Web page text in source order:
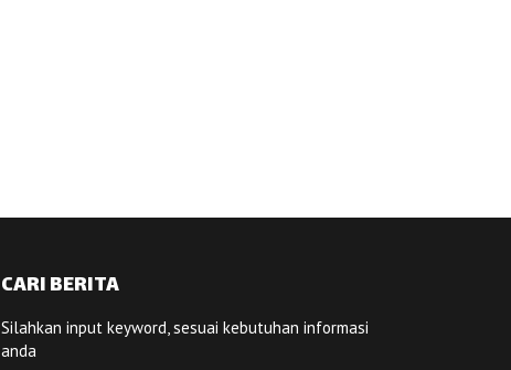
CARI BERITA
Silahkan input keyword, sesuai kebutuhan informasi
anda